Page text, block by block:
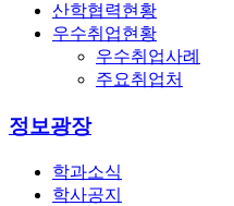
산학협력현황
우수취업현황
우수취업사례
주요취업처
정보광장
학과소식
학사공지